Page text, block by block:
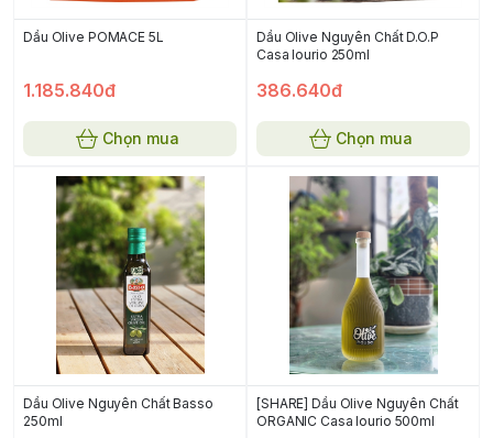
Dầu Olive POMACE 5L
1.185.840đ
Chọn mua
Dầu Olive Nguyên Chất D.O.P
Casa Iourio 250ml
386.640đ
Chọn mua
Dầu Olive Nguyên Chất Basso
250ml
[SHARE] Dầu Olive Nguyên Chất
ORGANIC Casa Iourio 500ml